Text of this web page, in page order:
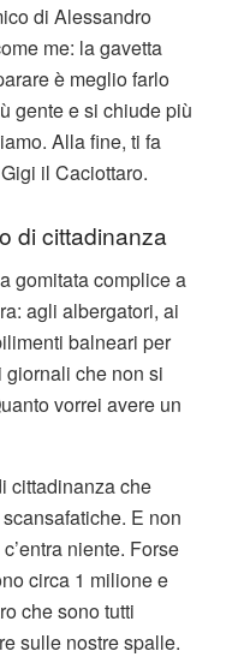
di Alessandro
me: la gavetta
è meglio farlo
gente e si chiude più
Alla fine, ti fa
il Caciottaro.
di cittadinanza
gomitata complice a
agli albergatori, ai
balneari per
giornali che non si
vorrei avere un
cittadinanza che
E non
niente. Forse
circa 1 milione e
che sono tutti
sulle nostre spalle.